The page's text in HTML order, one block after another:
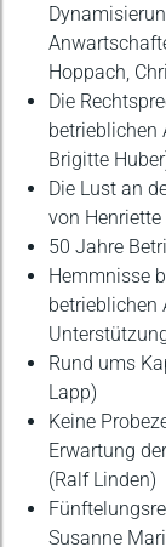
Hoppach,
Die
betrieblichen
Brigitte
Die Lust an
von
50 Jahre
Hemmnisse
betrieblichen
Rund ums
Lapp)
Keine
Erwartung
(Ralf Linden)
Susanne